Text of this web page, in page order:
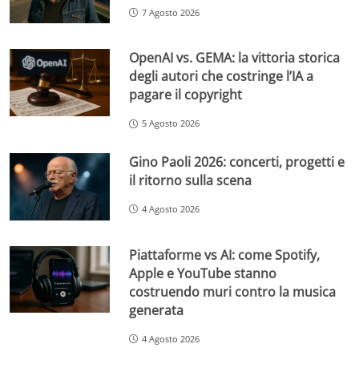
7 Agosto 2026
OpenAI vs. GEMA: la vittoria storica
degli autori che costringe l’IA a
pagare il copyright
5 Agosto 2026
Gino Paoli 2026: concerti, progetti e
il ritorno sulla scena
4 Agosto 2026
Piattaforme vs AI: come Spotify,
Apple e YouTube stanno
costruendo muri contro la musica
generata
4 Agosto 2026